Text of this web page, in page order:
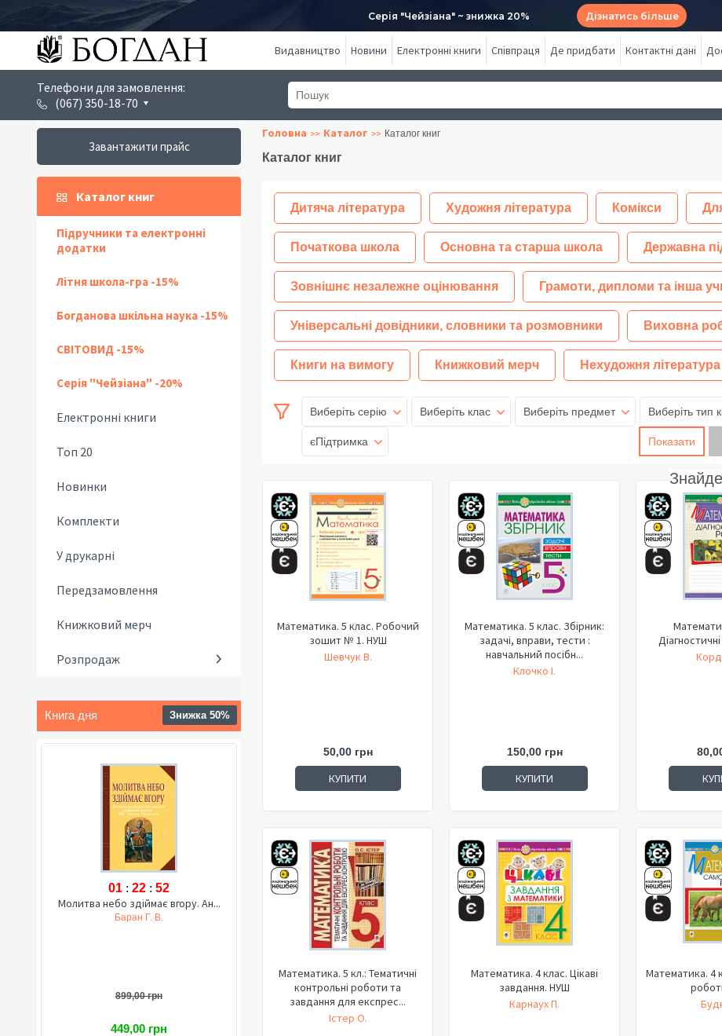
Серія "Чейзіана" ~ знижка 20% Дізнатись більше
Видавництво Новини Електронні книги Співпраця Де придбати Контактні дані
Телефони для замовлення:
(067) 350-18-70
Завантажити прайс
Каталог книг
Підручники та електронні
додатки
Літня школа-гра -15%
Богданова шкільна наука -15%
СВІТОВИД -15%
Серія "Чейзіана" -20%
Електронні книги
Топ 20
Новинки
Комплекти
У друкарні
Передзамовлення
Книжковий мерч
Розпродаж
Книга дня Знижка 50%
01 : 22 : 50
Молитва небо здіймає вгору. Ан...
Баран Г. В.
899,00 грн
449,00 грн
Головна Каталог Каталог книг
Каталог книг
Дитяча література Художня література Комікси
Початкова школа Основна та старша школа Державна
Зовнішнє незалежне оцінювання Грамоти, дипломи та інша
Універсальні довідники, словники та розмовники Виховна
Книги на вимогу Книжковий мерч Нехудожня література
Виберіть серію Виберіть клас Виберіть предмет Виберіть тип
єПідтримка Показати
Математика. 5 клас. Робочий
зошит № 1. НУШ
Шевчук В.
50,00 грн
КУПИТИ
Математика. 5 клас. Збірник:
задачі, вправи, тести :
навчальний посібн...
Клочко І.
150,00 грн
КУПИТИ
Математика. 5 кл.: Тематичні
контрольні роботи та
завдання для експрес...
Істер О.
Математика. 4 клас. Цікаві
завдання. НУШ
Карнаух П.
Математика. 4